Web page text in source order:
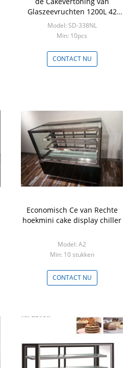
Glaszeevruchten 1200L 42
Kubieke voet
Model: SD-338NL
Min: 10pcs
CONTACT NU
Economisch Ce van Rechte
hoekmini cake display chiller
Model: A2
Min: 10 stukken
CONTACT NU